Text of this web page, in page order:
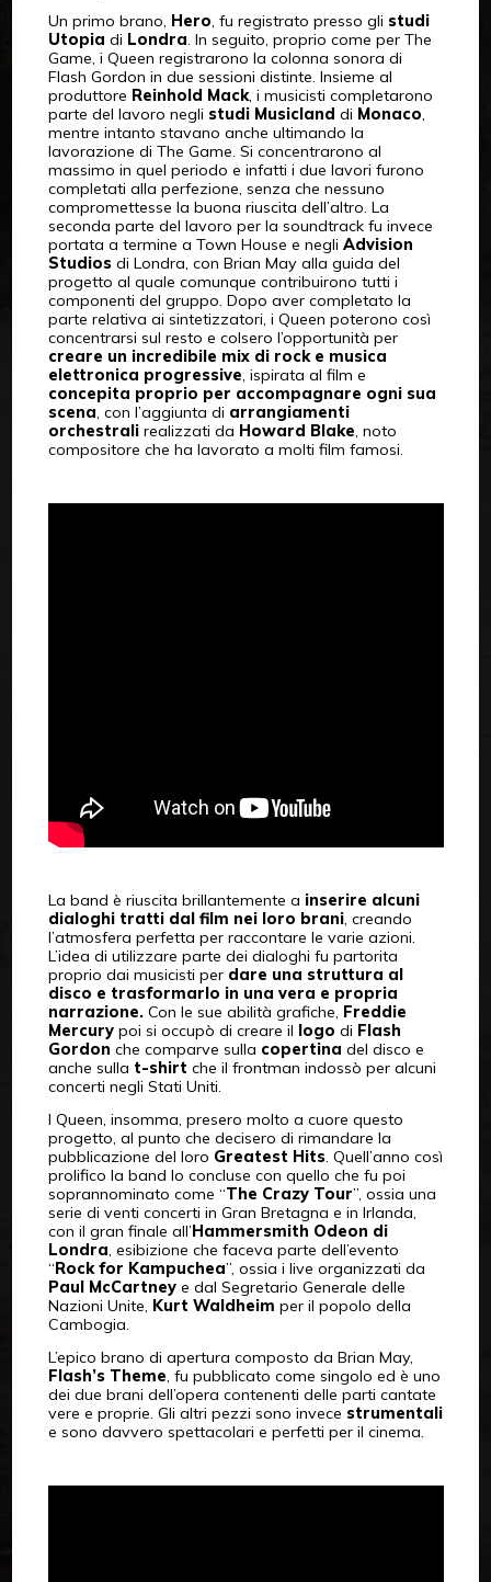
Un primo brano, Hero, fu registrato presso gli studi
Utopia di Londra. In seguito, proprio come per The
Game, i Queen registrarono la colonna sonora di
Flash Gordon in due sessioni distinte. Insieme al
produttore Reinhold Mack, i musicisti completarono
parte del lavoro negli studi Musicland di Monaco,
mentre intanto stavano anche ultimando la
lavorazione di The Game. Si concentrarono al
massimo in quel periodo e infatti i due lavori furono
completati alla perfezione, senza che nessuno
compromettesse la buona riuscita dell’altro. La
seconda parte del lavoro per la soundtrack fu invece
portata a termine a Town House e negli Advision
Studiosdi Londra, con Brian May alla guida del
progetto al quale comunque contribuirono tutti i
componenti del gruppo. Dopo aver completato la
parte relativa ai sintetizzatori, i Queen poterono così
concentrarsi sul resto e colsero l’opportunità per
creare un incredibile mix di rock e musica
elettronica progressive, ispirata al film e
concepita proprio per accompagnare ogni sua
scena, con l’aggiunta di arrangiamenti
orchestralirealizzati da Howard Blake, noto
compositore che ha lavorato a molti film famosi.
La band è riuscita brillantemente a inserire alcuni
dialoghi tratti dal film nei loro brani, creando
l’atmosfera perfetta per raccontare le varie azioni.
L’idea di utilizzare parte dei dialoghi fu partorita
proprio dai musicisti per dare una struttura al
disco e trasformarlo in una vera e propria
narrazione.Con le sue abilità grafiche, Freddie
Mercurypoi si occupò di creare il logo di Flash
Gordon che comparve sulla copertina del disco e
anche sulla t-shirt che il frontman indossò per alcuni
concerti negli Stati Uniti.
I Queen, insomma, presero molto a cuore questo
progetto, al punto che decisero di rimandare la
pubblicazione del loro Greatest Hits. Quell’anno così
prolifico la band lo concluse con quello che fu poi
soprannominato come “The Crazy Tour”, ossia una
serie di venti concerti in Gran Bretagna e in Irlanda,
con il gran finale all’ Hammersmith Odeon di
Londra, esibizione che faceva parte dell’evento
“ Rock for Kampuchea”, ossia i live organizzati da
Paul McCartneye dal Segretario Generale delle
Nazioni Unite, Kurt Waldheim per il popolo della
Cambogia.
L’epico brano di apertura composto da Brian May,
Flash’s Theme, fu pubblicato come singolo ed è uno
dei due brani dell’opera contenenti delle parti cantate
vere e proprie. Gli altri pezzi sono invece strumentali
e sono davvero spettacolari e perfetti per il cinema.